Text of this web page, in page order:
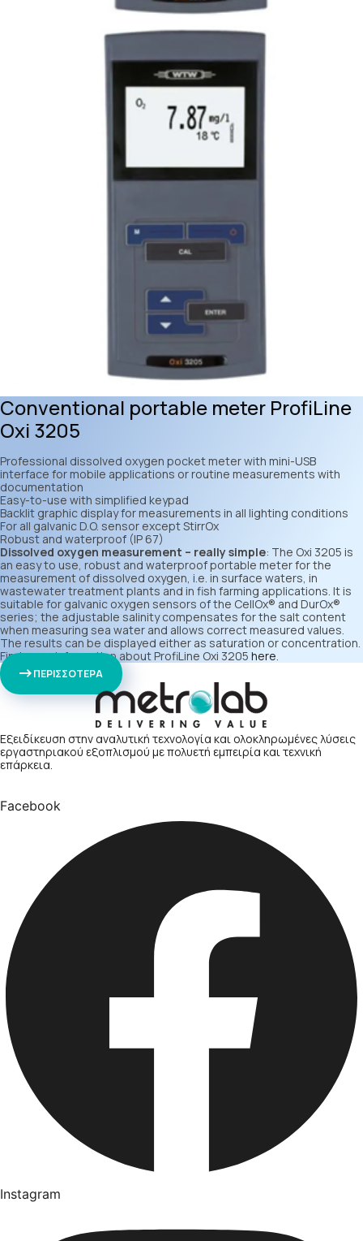
Conventional portable meter ProfiLine
Oxi 3205
Professional dissolved oxygen pocket meter with mini-USB
interface for mobile applications or routine measurements with
documentation
Easy-to-use with simplified keypad
Backlit graphic display for measurements in all lighting conditions
For all galvanic D.O. sensor except StirrOx
Robust and waterproof (IP 67)
Dissolved oxygen measurement – really simple: The Oxi 3205 is
an easy to use, robust and waterproof portable meter for the
measurement of dissolved oxygen, i.e. in surface waters, in
wastewater treatment plants and in fish farming applications. It is
suitable for galvanic oxygen sensors of the CellOx® and DurOx®
series; the adjustable salinity compensates for the salt content
when measuring sea water and allows correct measured values.
The results can be displayed either as saturation or concentration.
Find more information about ProfiLine Oxi 3205 here.
ΠΕΡΙΣΣΟΤΕΡΑ
Εξειδίκευση στην αναλυτική τεχνολογία και ολοκληρωμένες λύσεις
εργαστηριακού εξοπλισμού με πολυετή εμπειρία και τεχνική
επάρκεια.
Facebook
Instagram